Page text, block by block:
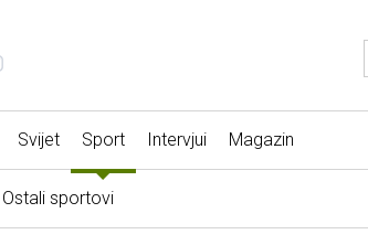
Svijet Sport Intervjui Magazin
Ostali sportovi